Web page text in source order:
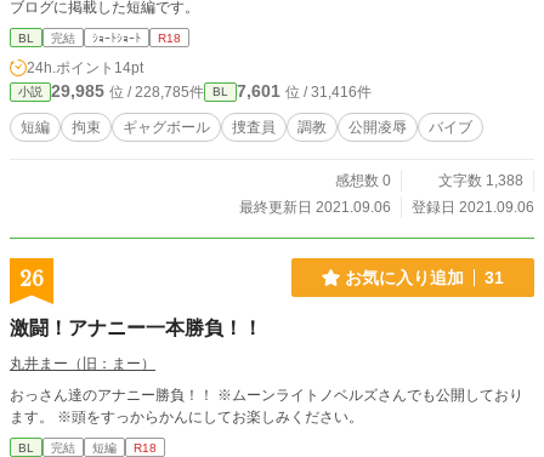
ブログに掲載した短編です。
BL 完結 ｼｮｰﾄｼｮｰﾄ R18
24h.ポイント 14pt
小説 29,985 位 / 228,785件 BL 7,601 位 / 31,416件
短編 拘束 ギャグボール 捜査員 調教 公開凌辱 バイブ
感想数 0
文字数 1,388
最終更新日 2021.09.06
登録日 2021.09.06
26 お気に入り追加 31
激闘！アナニー一本勝負！！
丸井まー（旧：まー）
おっさん達のアナニー勝負！！ ※ムーンライトノベルズさんでも公開しており
ます。 ※頭をすっからかんにしてお楽しみください。
BL 完結 短編 R18